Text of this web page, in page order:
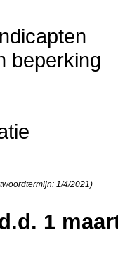
beperking
1/4/2021)
1